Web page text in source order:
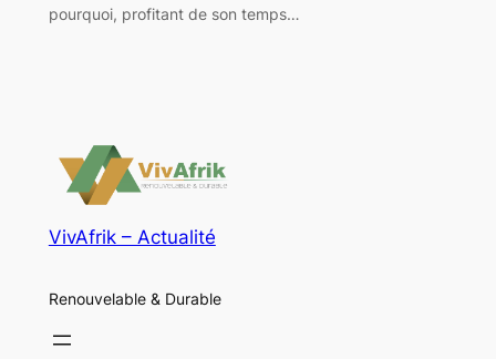
pourquoi, profitant de son temps…
VivAfrik – Actualité
Renouvelable & Durable